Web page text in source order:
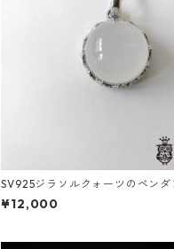
SV925ジラソルクォーツのペン
¥12,000